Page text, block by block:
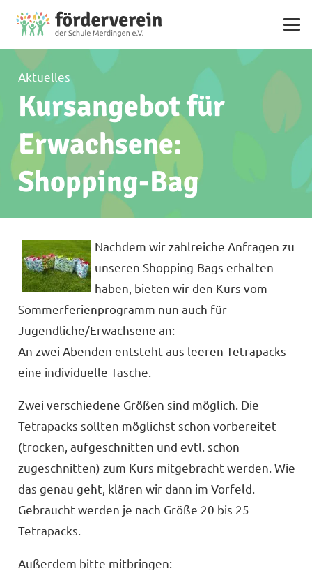
Aktuelles
Kursangebot für
Erwachsene:
Shopping-Bag
Nachdem wir zahlreiche Anfragen zu
unseren Shopping-Bags erhalten
haben, bieten wir den Kurs vom
Sommerferienprogramm nun auch für
Jugendliche/Erwachsene an:
An zwei Abenden entsteht aus leeren Tetrapacks
eine individuelle Tasche.
Zwei verschiedene Größen sind möglich. Die
Tetrapacks sollten möglichst schon vorbereitet
(trocken, aufgeschnitten und evtl. schon
zugeschnitten) zum Kurs mitgebracht werden. Wie
das genau geht, klären wir dann im Vorfeld.
Gebraucht werden je nach Größe 20 bis 25
Tetrapacks.
Außerdem bitte mitbringen: